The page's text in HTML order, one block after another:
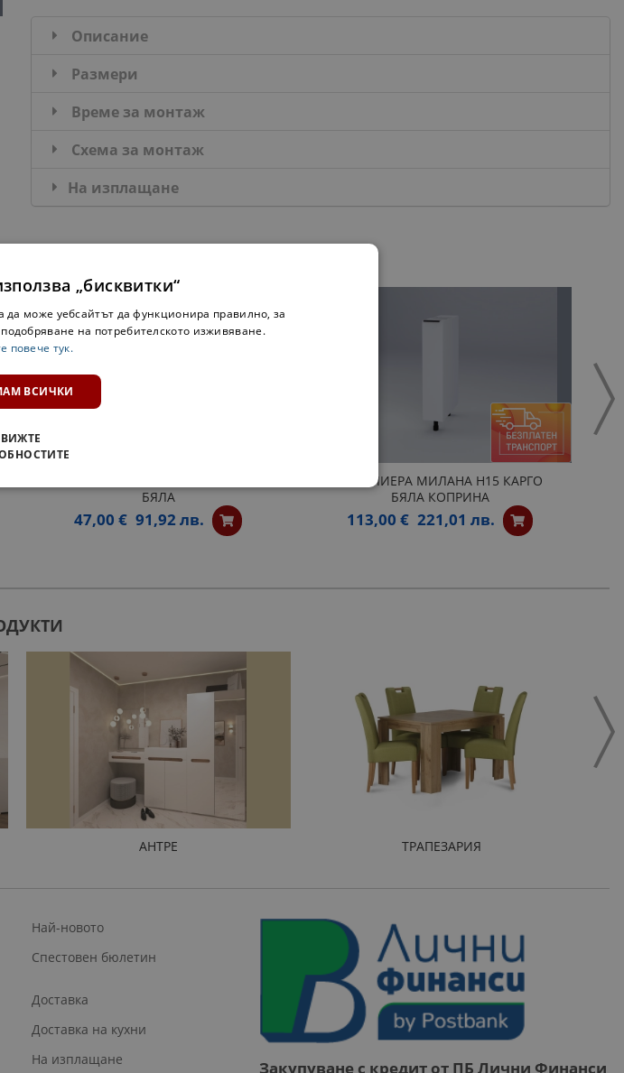
Описание
Размери
Време за монтаж
Схема за монтаж
На изплащане
БЯЛА
47,00 € 91,92 лв.
БУТИЛИЕРА МИЛАНА Н15 КАРГО
БЯЛА КОПРИНА
113,00 € 221,01 лв.
АНТРЕ ТРАПЕЗАРИЯ
Най-новото
Спестовен бюлетин
Доставка
Доставка на кухни
На изплащане
Закупуване с кредит от ПБ Лични Финанси
„бисквитки“
да може уебсайтът да функционира правилно, за
на потребителското изживяване.
повече тук.
ВСИЧКИ
ВИЖТЕ